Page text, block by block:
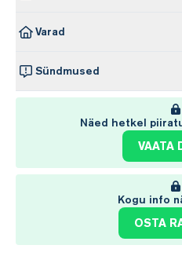
Varad
Sündmused
Näed hetkel
VAATA
Kogu info
OSTA